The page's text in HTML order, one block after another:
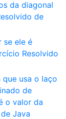
da diagonal
de
se ele é
Resolvido
usa o laço
de
o valor da
Java